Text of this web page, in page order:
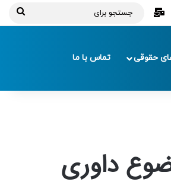
آپ
ایمیل
حقوقی تماس با ما
داوری